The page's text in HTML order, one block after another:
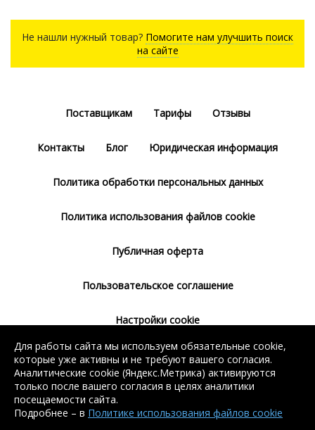
Не нашли нужный товар? Помогите нам улучшить поиск
на сайте
Поставщикам Тарифы Отзывы
Контакты Блог Юридическая информация
Политика обработки персональных данных
Политика использования файлов cookie
Публичная оферта
Пользовательское соглашение
Настройки cookie
Согласие на использование сервиса
Яндекс.Метрика
Без регистрации доступен поиск балки, арматуры, швеллера
Без регистрации доступен поиск балки, арматуры, швеллера
Для работы сайта мы используем обязательные cookie,
которые уже активны и не требуют вашего согласия.
Аналитические cookie (Яндекс.Метрика) активируются
только после вашего согласия в целях аналитики
посещаемости сайта.
Подробнее – в Политике использования файлов cookie